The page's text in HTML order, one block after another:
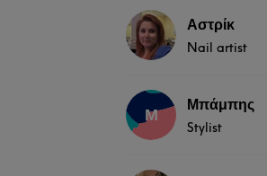
Αστρίκ
Nail artist
Μ Μπάμπης
Stylist